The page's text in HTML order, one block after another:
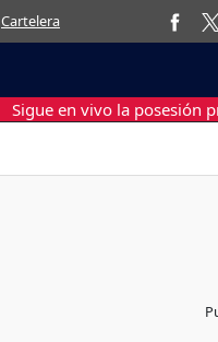
Cartelera
Sigue en vivo la posesión